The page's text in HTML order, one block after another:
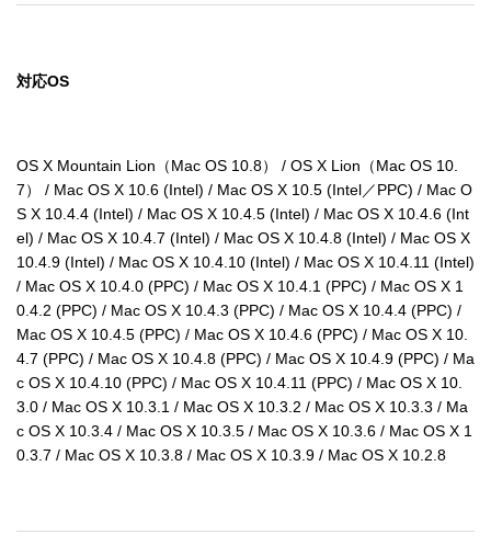
対応OS
OS X Mountain Lion（Mac OS 10.8） / OS X Lion（Mac OS 10.
7） / Mac OS X 10.6 (Intel) / Mac OS X 10.5 (Intel／PPC) / Mac O
S X 10.4.4 (Intel) / Mac OS X 10.4.5 (Intel) / Mac OS X 10.4.6 (Int
el) / Mac OS X 10.4.7 (Intel) / Mac OS X 10.4.8 (Intel) / Mac OS X
10.4.9 (Intel) / Mac OS X 10.4.10 (Intel) / Mac OS X 10.4.11 (Intel)
/ Mac OS X 10.4.0 (PPC) / Mac OS X 10.4.1 (PPC) / Mac OS X 1
0.4.2 (PPC) / Mac OS X 10.4.3 (PPC) / Mac OS X 10.4.4 (PPC) /
Mac OS X 10.4.5 (PPC) / Mac OS X 10.4.6 (PPC) / Mac OS X 10.
4.7 (PPC) / Mac OS X 10.4.8 (PPC) / Mac OS X 10.4.9 (PPC) / Ma
c OS X 10.4.10 (PPC) / Mac OS X 10.4.11 (PPC) / Mac OS X 10.
3.0 / Mac OS X 10.3.1 / Mac OS X 10.3.2 / Mac OS X 10.3.3 / Ma
c OS X 10.3.4 / Mac OS X 10.3.5 / Mac OS X 10.3.6 / Mac OS X 1
0.3.7 / Mac OS X 10.3.8 / Mac OS X 10.3.9 / Mac OS X 10.2.8